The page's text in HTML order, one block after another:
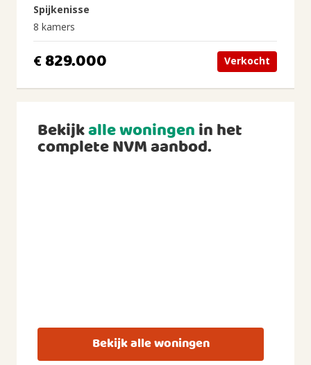
Spijkenisse
8 kamers
€ 829.000 Verkocht
Bekijkalle woningenin het
complete NVM aanbod.
Bekijk alle woningen